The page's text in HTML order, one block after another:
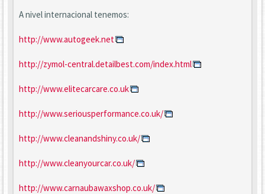
A nivel internacional tenemos:
http://www.autogeek.net
http://zymol-central.detailbest.com/index.html
http://www.elitecarcare.co.uk
http://www.seriousperformance.co.uk/
http://www.cleanandshiny.co.uk/
http://www.cleanyourcar.co.uk/
http://www.carnaubawaxshop.co.uk/